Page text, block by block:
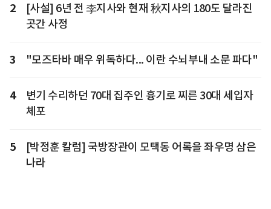
2
[사설] 6년 전 李지사와 현재 秋지사의 180도 달라진
곳간 사정
3 "모즈타바 매우 위독하다... 이란 수뇌부내 소문 파다"
4
변기 수리하던 70대 집주인 흉기로 찌른 30대 세입자
체포
5
[박정훈 칼럼] 국방장관이 모택동 어록을 좌우명 삼은
나라